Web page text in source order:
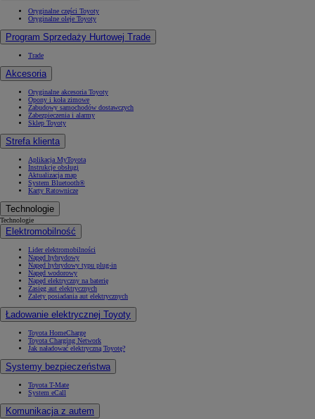
Oryginalne części Toyoty
Oryginalne oleje Toyoty
Program Sprzedaży Hurtowej Trade
Trade
Akcesoria
Oryginalne akcesoria Toyoty
Opony i koła zimowe
Zabudowy samochodów dostawczych
Zabezpieczenia i alarmy
Sklep Toyoty
Strefa klienta
Aplikacja MyToyota
Instrukcje obsługi
Aktualizacja map
System Bluetooth®
Karty Ratownicze
Technologie
Technologie
Elektromobilność
Lider elektromobilności
Napęd hybrydowy
Napęd hybrydowy typu plug-in
Napęd wodorowy
Napęd elektryczny na baterię
Zasięg aut elektrycznych
Zalety posiadania aut elektrycznych
Ładowanie elektrycznej Toyoty
Toyota HomeCharge
Toyota Charging Network
Jak naładować elektryczną Toyotę?
Systemy bezpieczeństwa
Toyota T-Mate
System eCall
Komunikacja z autem